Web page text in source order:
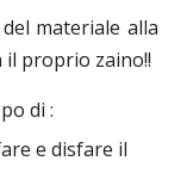
materiale alla
proprio zaino!!
di :
e disfare il